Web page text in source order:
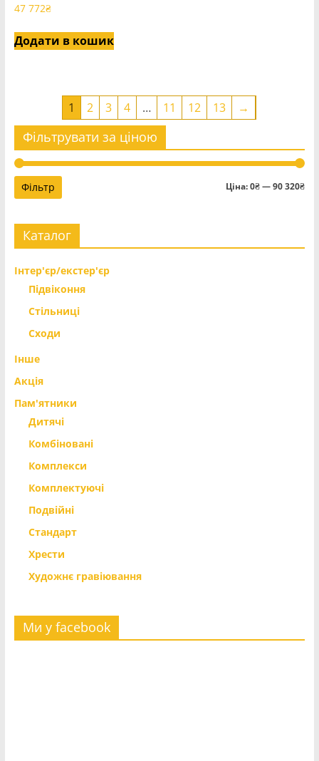
47 772₴
Додати в кошик
1 2 3 4 … 11 12 13 →
Фільтрувати за ціною
Фільтр Ціна:0₴—90 320₴
Каталог
Інтер'єр/екстер'єр
Підвіконня
Стільниці
Сходи
Інше
Акція
Пам'ятники
Дитячі
Комбіновані
Комплекси
Комплектуючі
Подвійні
Стандарт
Хрести
Художнє гравіювання
Ми у facebook